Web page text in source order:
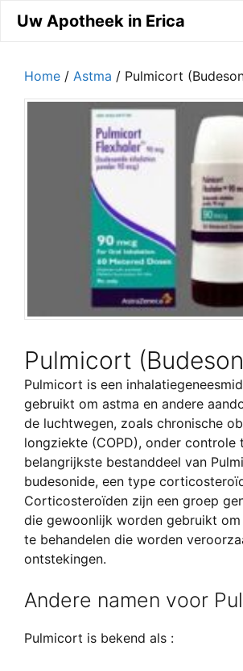
naar
inhoud
Uw Apotheek in Erica
Home / Astma / Pulmicort
Pulmicort
Pulmicort is een
gebruikt om astma en andere
de luchtwegen, zoals chronische
longziekte (COPD), onder controle
belangrijkste bestanddeel van
budesonide, een type
Corticosteroïden zijn een groep
die gewoonlijk worden gebruikt om
te behandelen die worden
ontstekingen.
Andere namen voor
Pulmicort is bekend als :